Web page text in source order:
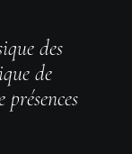
des
de